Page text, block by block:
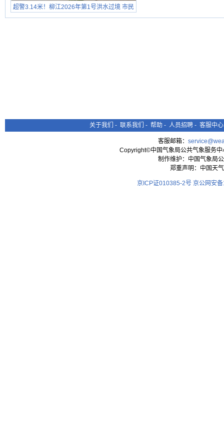
超警3.14米！柳江2026年第1号洪水过境 市民
在堤岸见证汛况
关于我们 - 联系我们 - 帮助 - 人员招聘 - 客服中心
客服邮箱：
Copyright©中国气象局公共气象服务
制作维护：中国气象局
郑重声明：中国天
京ICP证010385-2号 京公网安